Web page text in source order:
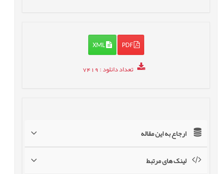
PDF
XML
تعداد دانلود: 7419
ارجاع به این مقاله
لینک های مرتبط